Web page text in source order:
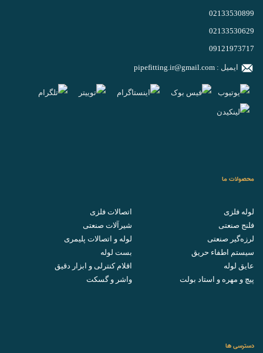
02133530899
02133530629
09121973717
ایمیل : pipefitting.ir@gmail.com
دسترسی ها
محصولات ما
لوله فلزی
اتصالات فلزی
فلنج صنعتی
شیرآلات صنعتی
لرزه‌گیر صنعتی
لوله و اتصالات پلیمری
سیستم اطفاء حریق
بست لوله
عایق لوله
اقلام کنترلی و ابزار دقیق
پیچ و مهره و استاد بولت
واشر و گسکت